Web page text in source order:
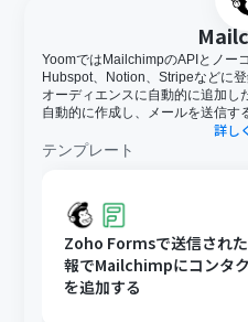
YoomではMailchimpのAPIとノー
Hubspot、Notion、Stripeなどに
オーディエンスに自動的に追加
自動的に作成し、メールを送信す
詳し
テンプレート
Zoho Formsで送信され
報でMailchimpにコンタ
を追加する